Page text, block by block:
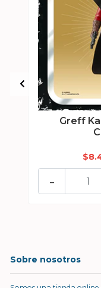
Greff
-
Sobre nosotros